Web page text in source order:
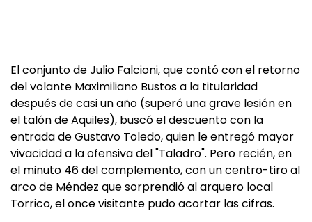
El conjunto de Julio Falcioni, que contó con el retorno
del volante Maximiliano Bustos a la titularidad
después de casi un año (superó una grave lesión en
el talón de Aquiles), buscó el descuento con la
entrada de Gustavo Toledo, quien le entregó mayor
vivacidad a la ofensiva del "Taladro". Pero recién, en
el minuto 46 del complemento, con un centro-tiro al
arco de Méndez que sorprendió al arquero local
Torrico, el once visitante pudo acortar las cifras.